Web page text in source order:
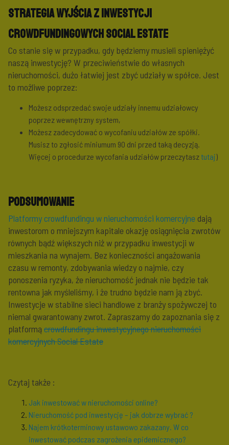
Strategia wyjścia z inwestycji
crowdfundingowych Social Estate
Co stanie się w przypadku, gdy będziemy musieli spieniężyć
naszą inwestycję? W przeciwieństwie do własnych
nieruchomości, dużo łatwiej jest zbyć udziały w spółce. Jest
to możliwe poprzez:
Możesz odsprzedać swoje udziały innemu udziałowcy
poprzez wewnętrzny system,
Możesz zadecydować o wycofaniu udziałów ze spółki.
Musisz to zgłosić miniumum 90 dni przed taką decyzją.
Więcej o procedurze wycofania udziałów przeczytasz tutaj)
Podsumowanie
Platformy crowdfundingu w nieruchomości komercyjne dają
inwestorom o mniejszym kapitale okazję osiągnięcia zwrotów
równych bądź większych niż w przypadku inwestycji w
mieszkania na wynajem. Bez konieczności angażowania
czasu w remonty, zdobywania wiedzy o najmie, czy
ponoszenia ryzyka, że nieruchomość jednak nie będzie tak
rentowna jak myśleliśmy, i że trudno będzie nam ją zbyć.
Inwestycje w stabilne sieci handlowe z branży spożywczej to
niemal gwarantowany zwrot. Zapraszamy do zapoznania się z
platformą crowdfundingu inwestycyjnego nieruchomości
komercyjnych Social Estate
Czytaj także :
Jak inwestować w nieruchomości online?
Nieruchomość pod inwestycję – jak dobrze wybrać ?
Najem krótkoterminowy ustawowo zakazany. W co
inwestować podczas zagrożenia epidemicznego?